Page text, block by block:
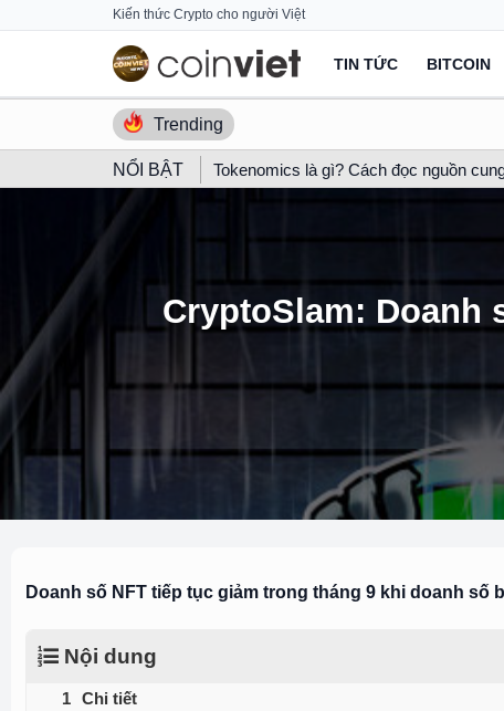
Kiến thức Crypto cho người Việt
TIN TỨC BITCOIN
Trending
NỔI BẬT Tokenomics là gì? Cách đọc nguồn
CryptoSlam: Doanh
Doanh số NFT tiếp tục giảm trong tháng 9 khi doanh
Nội dung
Chi tiết